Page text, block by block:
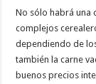
No sólo habrá una
complejos
dependiendo de
también la carne
buenos precios